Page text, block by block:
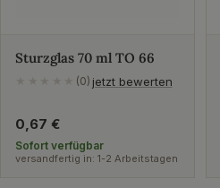
Sturzglas 70 ml TO 66
(0) jetzt bewerten
Regulärer
Preis
0,67 €
Sofort verfügbar
versandfertig in: 1-2 Arbeitstagen